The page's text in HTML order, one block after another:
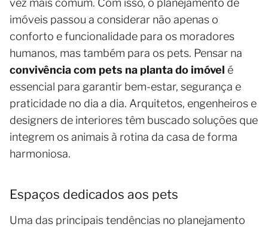
vez mais comum. Com isso, o planejamento de
imóveis passou a considerar não apenas o
conforto e funcionalidade para os moradores
humanos, mas também para os pets. Pensar na
convivência com pets na planta do imóvel é
essencial para garantir bem-estar, segurança e
praticidade no dia a dia. Arquitetos, engenheiros e
designers de interiores têm buscado soluções que
integrem os animais à rotina da casa de forma
harmoniosa.
Espaços dedicados aos pets
Uma das principais tendências no planejamento